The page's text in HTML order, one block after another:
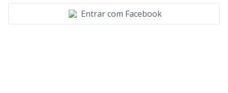
Entrar com Facebook